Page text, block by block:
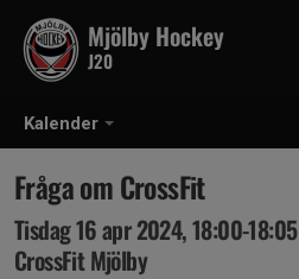
Kalender
Mjölby Hockey
J20
Fråga om CrossFit
Tisdag 16 apr 2024, 18:00-18:05
CrossFit Mjölby